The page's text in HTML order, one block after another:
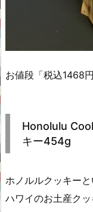
お値段「税込1468
Honolulu
キー454g
ホノルルクッキーと
ハワイのお土産クッ